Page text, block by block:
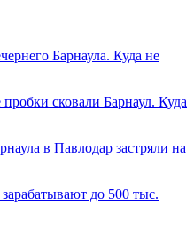
Барнаула. Куда не
сковали Барнаул. Куда
в Павлодар застряли на
до 500 тыс.